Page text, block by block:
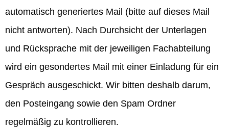
automatisch generiertes Mail (bitte auf dieses Mail
nicht antworten). Nach Durchsicht der Unterlagen
und Rücksprache mit der jeweiligen Fachabteilung
wird ein gesondertes Mail mit einer Einladung für ein
Gespräch ausgeschickt. Wir bitten deshalb darum,
den Posteingang sowie den Spam Ordner
regelmäßig zu kontrollieren.